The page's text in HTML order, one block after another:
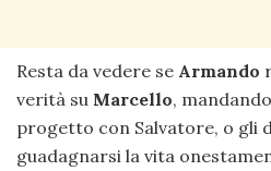
Resta da vedere se Armando
verità su Marcello,
progetto con Salvatore, o gli
guadagnarsi la vita